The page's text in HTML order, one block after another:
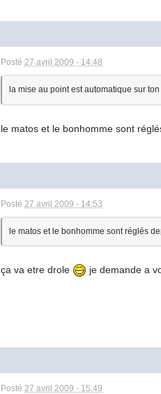
Posté 27 avril 2009 - 14:48
la mise au point est automatique sur
le matos et le bonhomme sont
Posté 27 avril 2009 - 14:53
le matos et le bonhomme sont réglés
ça va etre drole je demande a
Posté 27 avril 2009 - 15:49